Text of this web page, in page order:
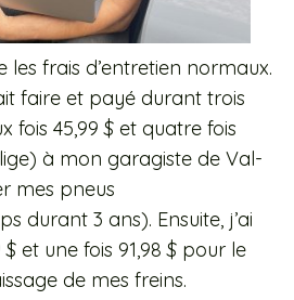
les frais d’entretien normaux.
faire et payé durant trois
fois 45,99 $ et quatre fois
à mon garagiste de Val-
mes pneus
durant 3 ans). Ensuite, j’ai
et une fois 91,98 $ pour le
de mes freins.